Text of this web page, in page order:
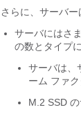
さらに、サーバ
サーバにはさ
の数とタイプ
サーバは、
ーム ファ
M.2 SSD の